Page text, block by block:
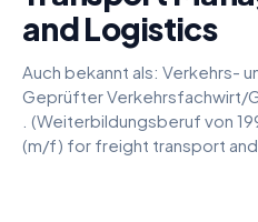
and Logistics
Auch bekannt als: Verkehrs-
Geprüfter Verkehrsfachwirt/
. (Weiterbildungsberuf von
(m/f) for freight transport